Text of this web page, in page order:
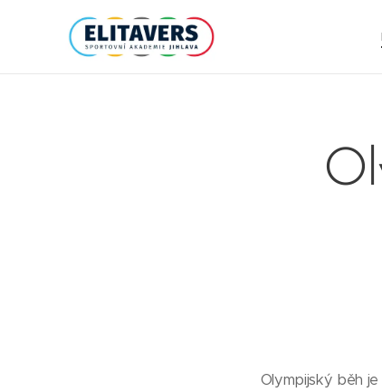
Olympijský běh